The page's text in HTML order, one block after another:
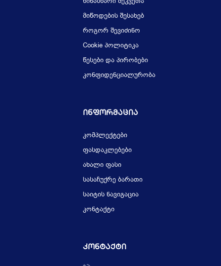
მიწოდების შესახებ
როგორ შევიძინო
Cookie პოლიტიკა
წესები და პირობები
კონფიდენციალურობა
Ინფორმაცია
კომპლექტები
ფასდაკლებები
ახალი ფასი
სასაჩუქრე ბარათი
საიტის ნავიგაცია
კონტაქტი
Კონტაქტი